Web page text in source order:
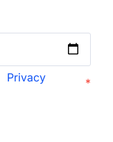
Privacy
*